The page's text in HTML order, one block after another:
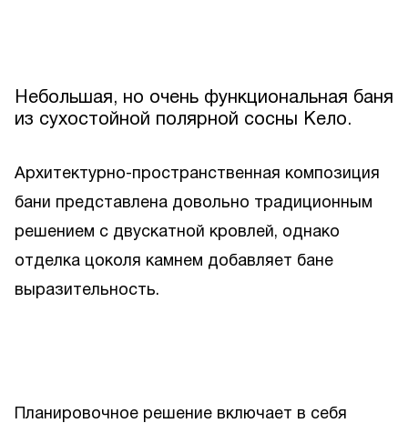
Небольшая, но очень функциональная баня
из сухостойной полярной сосны Кело.
Архитектурно-пространственная композиция
бани представлена довольно традиционным
решением с двускатной кровлей, однако
отделка цоколя камнем добавляет бане
выразительность.
Планировочное решение включает в себя